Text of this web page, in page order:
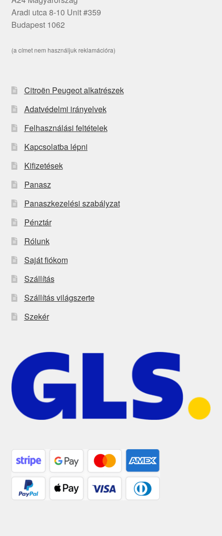
Aradi utca 8-10 Unit #359
Budapest 1062
(a címet nem használjuk reklamációra)
Citroën Peugeot alkatrészek
Adatvédelmi irányelvek
Felhasználási feltételek
Kapcsolatba lépni
Kifizetések
Panasz
Panaszkezelési szabályzat
Pénztár
Rólunk
Saját fiókom
Szállítás
Szállítás világszerte
Szekér